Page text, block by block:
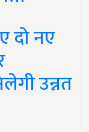
दो नए
उन्नत